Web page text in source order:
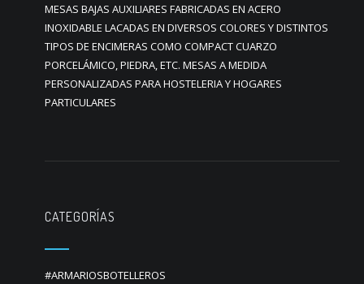
MESAS BAJAS AUXILIARES FABRICADAS EN ACERO
INOXIDABLE LACADAS EN DIVERSOS COLORES Y DISTINTOS
TIPOS DE ENCIMERAS COMO COMPACT CUARZO
PORCELÁMICO, PIEDRA, ETC. MESAS A MEDIDA
PERSONALIZADAS PARA HOSTELERIA Y HOGARES
PARTICULARES
CATEGORÍAS
#ARMARIOSBOTELLEROS